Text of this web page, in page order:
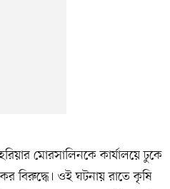
মোরসালিনকে কার্যালয়ে ঢুকে
বিরুদ্ধে। ওই ঘটনায় রাতে কৃষি